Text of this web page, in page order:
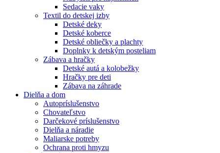
Sedacie vaky
Textil do detskej izby
Detské deky
Detské koberce
Detské obliečky a plachty
Doplnky k detským posteliam
Zábava a hračky
Detské autá a kolobežky
Hračky pre deti
Zábava na záhrade
Dielňa a dom
Autopríslušenstvo
Chovateľstvo
Darčekové príslušenstvo
Dielňa a náradie
Maliarske potreby
Ochrana proti hmyzu